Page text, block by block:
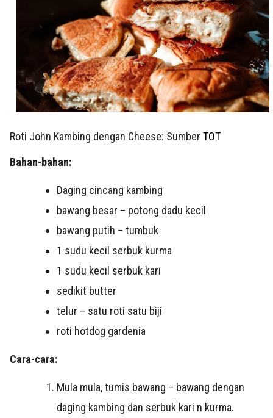
Roti John Kambing dengan Cheese: Sumber TOT
Bahan-bahan:
Daging cincang kambing
bawang besar – potong dadu kecil
bawang putih – tumbuk
1 sudu kecil serbuk kurma
1 sudu kecil serbuk kari
sedikit butter
telur – satu roti satu biji
roti hotdog gardenia
Cara-cara:
Mula mula, tumis bawang – bawang dengan
daging kambing dan serbuk kari n kurma.